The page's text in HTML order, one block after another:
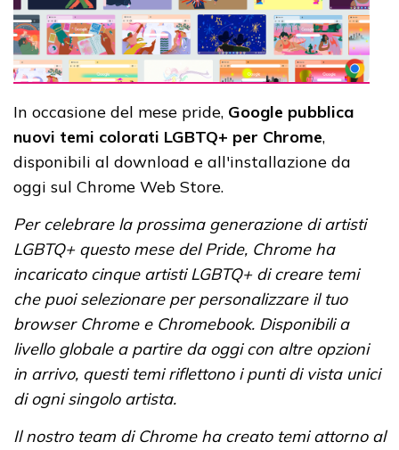
In occasione del mese pride, Google pubblica
nuovi temi colorati LGBTQ+ per Chrome,
disponibili al download e all'installazione da
oggi sul Chrome Web Store.
Per celebrare la prossima generazione di artisti
LGBTQ+ questo mese del Pride, Chrome ha
incaricato cinque artisti LGBTQ+ di creare temi
che puoi selezionare per personalizzare il tuo
browser Chrome e Chromebook. Disponibili a
livello globale a partire da oggi con altre opzioni
in arrivo, questi temi riflettono i punti di vista unici
di ogni singolo artista.
Il nostro team di Chrome ha creato temi attorno al